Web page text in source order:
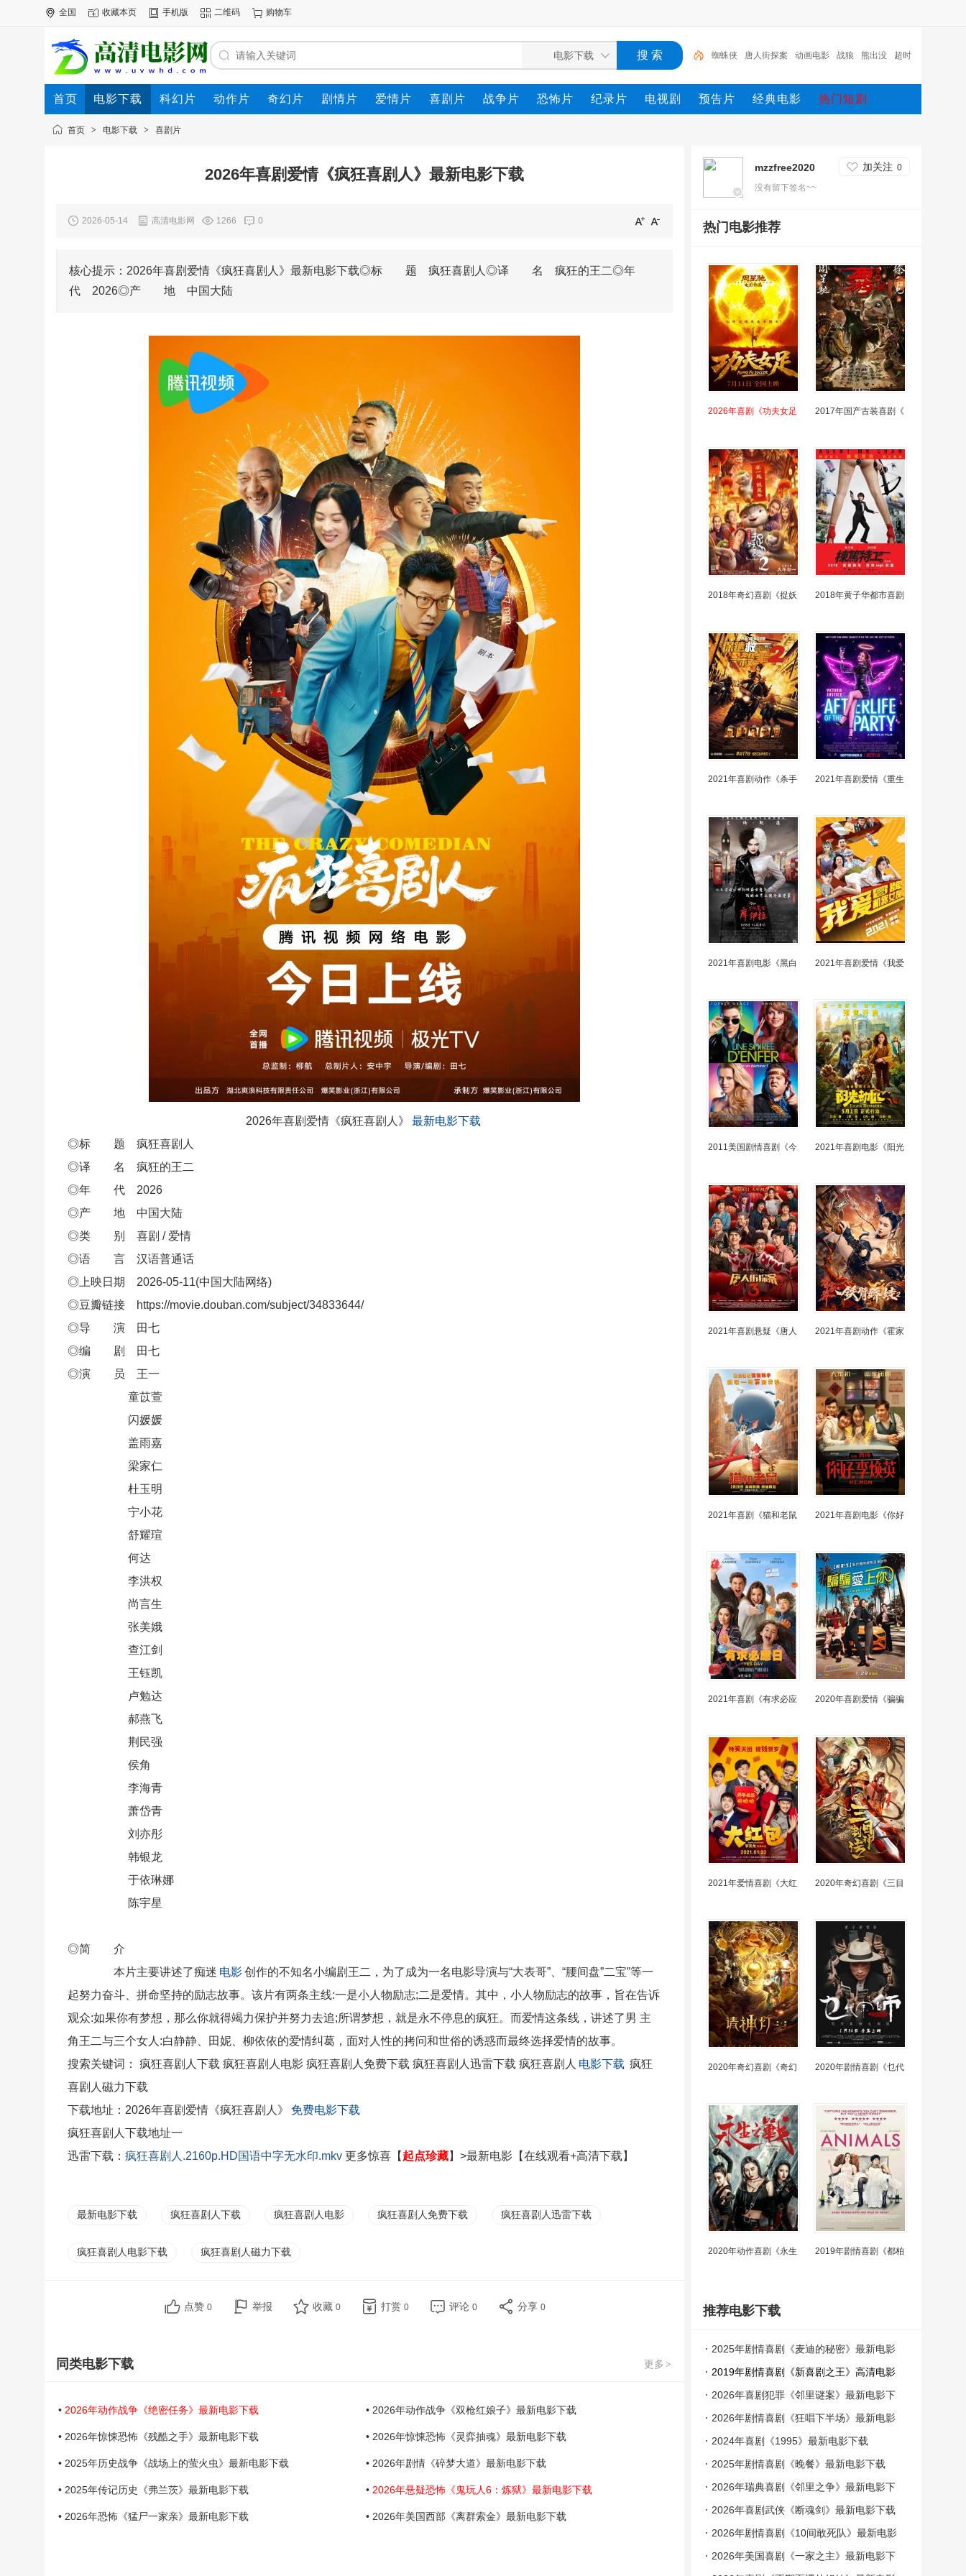
全国 收藏本页 手机版 二维码 购物车
蜘蛛侠 唐人街探案 动画电影 战狼 熊出没 超时
空 哥斯拉 重生 冰雪奇缘2 斗罗大陆
首页 电影下载 科幻片 动作片 奇幻片 剧情片 爱情片 喜剧片 战争片 恐怖片 纪录片 电视剧 预告片 经典电影 热门短剧
电影专题 下载帮助
首页 > 电影下载 > 喜剧片
2026年喜剧爱情《疯狂喜剧人》最新电影下载
2026-05-14 高清电影网 1266 0
核心提示：2026年喜剧爱情《疯狂喜剧人》最新电影下载◎标 题 疯狂喜剧人◎译 名 疯狂的王二◎年
代 2026◎产 地 中国大陆
2026年喜剧爱情《疯狂喜剧人》
最新电影下载
◎标 题 疯狂喜剧人
◎译 名 疯狂的王二
◎年 代 2026
◎产 地 中国大陆
◎类 别 喜剧 / 爱情
◎语 言 汉语普通话
◎上映日期 2026-05-11(中国大陆网络)
◎豆瓣链接 https://movie.douban.com/subject/34833644/
◎导 演 田七
◎编 剧 田七
◎演 员 王一
童苡萱
闪媛媛
盖雨嘉
梁家仁
杜玉明
宁小花
舒耀瑄
何达
李洪权
尚言生
张美娥
查江剑
王钰凯
卢勉达
郝燕飞
荆民强
侯角
李海青
萧岱青
刘亦彤
韩银龙
于依琳娜
陈宇星
◎简 介
本片主要讲述了痴迷 电影创作的不知名小编剧王二，为了成为一名电影导演与“大表哥”、“腰间盘”二宝”等一
起努力奋斗、拼命坚持的励志故事。该片有两条主线:一是小人物励志;二是爱情。其中，小人物励志的故事，旨在告诉
观众:如果你有梦想，那么你就得竭力保护并努力去追;所谓梦想，就是永不停息的疯狂。而爱情这条线，讲述了男 主
角王二与三个女人:白静静、田妮、柳依依的爱情纠葛，面对人性的拷问和世俗的诱惑而最终选择爱情的故事。
搜索关键词： 疯狂喜剧人下载 疯狂喜剧人电影 疯狂喜剧人免费下载 疯狂喜剧人迅雷下载 疯狂喜剧人 电影下载 疯狂
喜剧人磁力下载
下载地址：2026年喜剧爱情《疯狂喜剧人》
免费电影下载
疯狂喜剧人下载地址一
迅雷下载： 疯狂喜剧人.2160p.HD国语中字无水印.mkv 更多惊喜【 起点珍藏】>最新电影【在线观看+高清下载】
最新电影下载 疯狂喜剧人下载 疯狂喜剧人电影 疯狂喜剧人免费下载 疯狂喜剧人迅雷下载
疯狂喜剧人电影下载 疯狂喜剧人磁力下载
点赞 0 举报 收藏 0 打赏 0 评论 0 分享 0
更多 >
同类电影下载
• 2026年动作战争《绝密任务》最新电影下载 • 2026年动作战争《双枪红娘子》最新电影下载
• 2026年惊悚恐怖《残酷之手》最新电影下载 • 2026年惊悚恐怖《灵弈抽魂》最新电影下载
• 2025年历史战争《战场上的萤火虫》最新电影下载 • 2026年剧情《碎梦大道》最新电影下载
• 2025年传记历史《弗兰茨》最新电影下载 • 2026年悬疑恐怖《鬼玩人6：炼狱》最新电影下载
• 2026年恐怖《猛尸一家亲》最新电影下载 • 2026年美国西部《离群索金》最新电影下载
mzzfree2020 加关注 0
没有留下签名~~
热门电影推荐
2026年喜剧《功夫女足 2017年国产古装喜剧《
2018年奇幻喜剧《捉妖 2018年黄子华都市喜剧
2021年喜剧动作《杀手 2021年喜剧爱情《重生
2021年喜剧电影《黑白 2021年喜剧爱情《我爱
2011美国剧情喜剧《今 2021年喜剧电影《阳光
2021年喜剧悬疑《唐人 2021年喜剧动作《霍家
2021年喜剧《猫和老鼠 2021年喜剧电影《你好
2021年喜剧《有求必应 2020年喜剧爱情《骗骗
2021年爱情喜剧《大红 2020年奇幻喜剧《三目
2020年奇幻喜剧《奇幻 2020年剧情喜剧《乜代
2020年动作喜剧《永生 2019年剧情喜剧《都柏
推荐电影下载
2025年剧情喜剧《麦迪的秘密》最新电影
下载
2019年剧情喜剧《新喜剧之王》高清电影
下载
2026年喜剧犯罪《邻里谜案》最新电影下
载
2026年剧情喜剧《狂唱下半场》最新电影
下载
2024年喜剧《1995》最新电影下载
2025年剧情喜剧《晚餐》最新电影下载
2026年瑞典喜剧《邻里之争》最新电影下
载
2026年喜剧武侠《断魂剑》最新电影下载
2026年剧情喜剧《10间敢死队》最新电影
下载
2026年美国喜剧《一家之主》最新电影下